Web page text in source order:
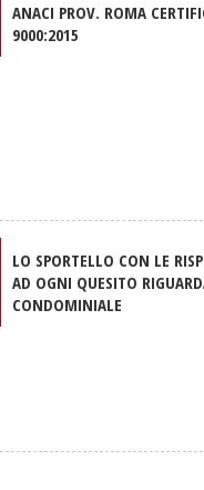
ANACI PROV. ROMA
9000:2015
LO SPORTELLO CON LE
AD OGNI QUESITO
CONDOMINIALE